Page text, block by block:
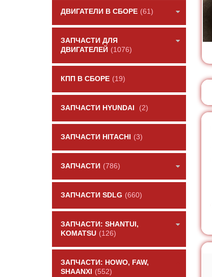
ДВИГАТЕЛИ В СБОРЕ (61)
ЗАПЧАСТИ ДЛЯ
ДВИГАТЕЛЕЙ (1076)
КПП В СБОРЕ (19)
ЗАПЧАСТИ HYUNDAI (2)
ЗАПЧАСТИ HITACHI (3)
ЗАПЧАСТИ (786)
ЗАПЧАСТИ SDLG (660)
ЗАПЧАСТИ: SHANTUI,
KOMATSU (126)
ЗАПЧАСТИ: HOWO, FAW,
SHAANXI
(552)